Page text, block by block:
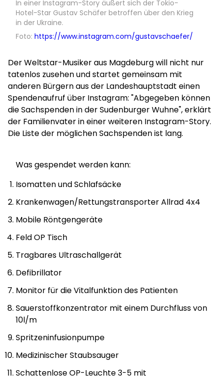
In einer Instagram-Story äußert sich der Tokio-
Hotel-Star Gustav Schäfer betroffen über den Krieg
in der Ukraine.
Foto: https://www.instagram.com/gustavschaefer/
Der Weltstar-Musiker aus Magdeburg will nicht nur
tatenlos zusehen und startet gemeinsam mit
anderen Bürgern aus der Landeshauptstadt einen
Spendenaufruf über Instagram: "Abgegeben können
die Sachspenden in der Sudenburger Wuhne", erklärt
der Familienvater in einer weiteren Instagram-Story.
Die Liste der möglichen Sachspenden ist lang.
Was gespendet werden kann:
Isomatten und Schlafsäcke
Krankenwagen/Rettungstransporter Allrad 4x4
Mobile Röntgengeräte
Feld OP Tisch
Tragbares Ultraschallgerät
Defibrillator
Monitor für die Vitalfunktion des Patienten
Sauerstoffkonzentrator mit einem Durchfluss von
10l/m
Spritzeninfusionpumpe
Medizinischer Staubsauger
Schattenlose OP-Leuchte 3-5 mit